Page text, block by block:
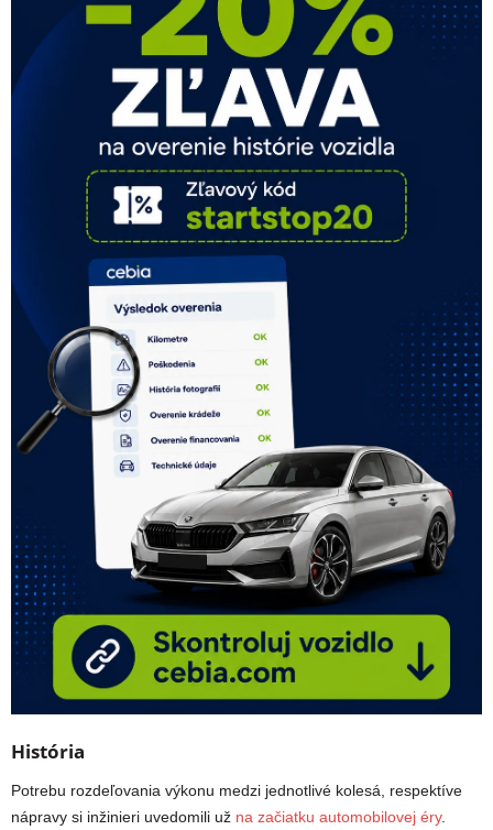
História
Potrebu rozdeľovania výkonu medzi jednotlivé kolesá, respektíve
nápravy si inžinieri uvedomili už na začiatku automobilovej éry.